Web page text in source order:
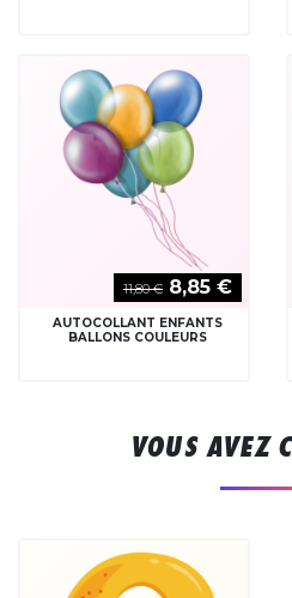
11,80 € 8,85 €
AUTOCOLLANT ENFANTS
BALLONS COULEURS
VOUS AVEZ